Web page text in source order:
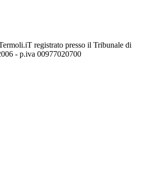
registrato presso il Tribunale di
- p.iva 00977020700